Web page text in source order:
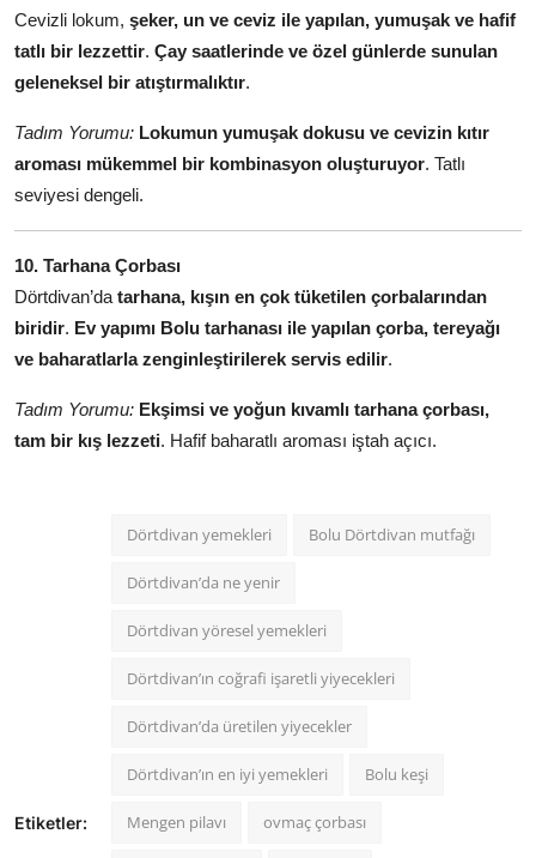
Cevizli lokum, şeker, un ve ceviz ile yapılan, yumuşak ve hafif
tatlı bir lezzettir. Çay saatlerinde ve özel günlerde sunulan
geleneksel bir atıştırmalıktır.
Tadım Yorumu: Lokumun yumuşak dokusu ve cevizin kıtır
aroması mükemmel bir kombinasyon oluşturuyor. Tatlı
seviyesi dengeli.
10. Tarhana Çorbası
Dörtdivan’da tarhana, kışın en çok tüketilen çorbalarından
biridir. Ev yapımı Bolu tarhanası ile yapılan çorba, tereyağı
ve baharatlarla zenginleştirilerek servis edilir.
Tadım Yorumu: Ekşimsi ve yoğun kıvamlı tarhana çorbası,
tam bir kış lezzeti. Hafif baharatlı aroması iştah açıcı.
Etiketler:
Dörtdivan yemekleri Bolu Dörtdivan mutfağı
Dörtdivan’da ne yenir
Dörtdivan yöresel yemekleri
Dörtdivan’ın coğrafi işaretli yiyecekleri
Dörtdivan’da üretilen yiyecekler
Dörtdivan’ın en iyi yemekleri Bolu keşi
Mengen pilavı ovmaç çorbası